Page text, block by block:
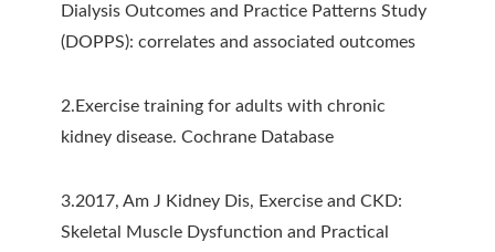
Dialysis Outcomes and Practice Patterns Study
(DOPPS): correlates and associated outcomes
2.Exercise training for adults with chronic
kidney disease. Cochrane Database
3.2017, Am J Kidney Dis, Exercise and CKD:
Skeletal Muscle Dysfunction and Practical